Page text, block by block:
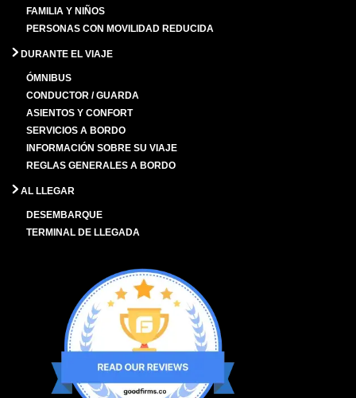
FAMILIA Y NIÑOS
PERSONAS CON MOVILIDAD REDUCIDA
DURANTE EL VIAJE
ÓMNIBUS
CONDUCTOR / GUARDA
ASIENTOS Y CONFORT
SERVICIOS A BORDO
INFORMACIÓN SOBRE SU VIAJE
REGLAS GENERALES A BORDO
AL LLEGAR
DESEMBARQUE
TERMINAL DE LLEGADA